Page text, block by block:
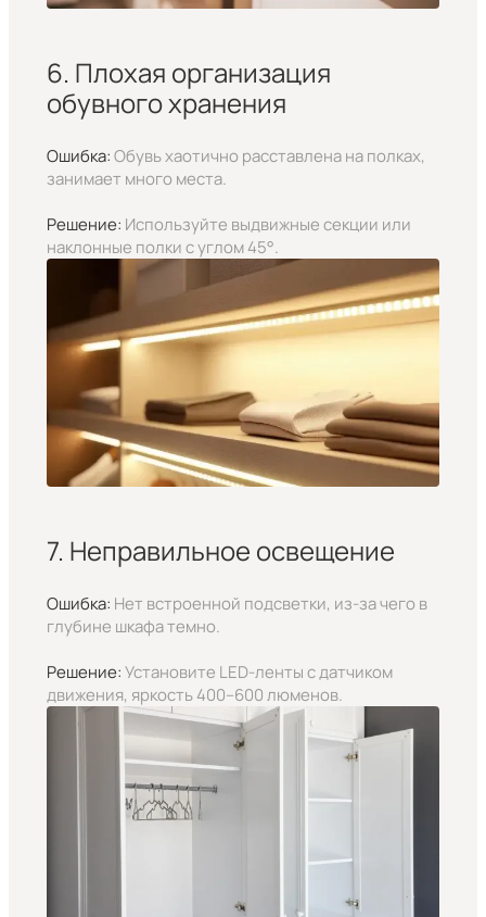
6. Плохая организация
обувного хранения
Ошибка:Обувь хаотично расставлена на полках,
занимает много места.
Решение: Используйте выдвижные секции или
наклонные полки с углом 45°.
7. Неправильное освещение
Ошибка: Нет встроенной подсветки, из-за чего в
глубине шкафа темно.
Решение:Установите LED-ленты с датчиком
движения, яркость 400–600 люменов.